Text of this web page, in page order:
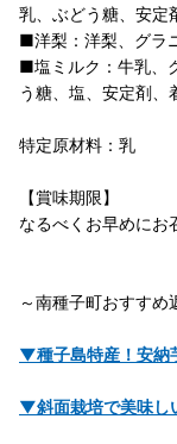
乳、ぶどう糖、安定
■洋梨：洋梨、グラ
■塩ミルク：牛乳、
う糖、塩、安定剤、
特定原材料：乳
【賞味期限】
なるべくお早めにお
～南種子町おすすめ
▼種子島特産！安
▼斜面栽培で美味し